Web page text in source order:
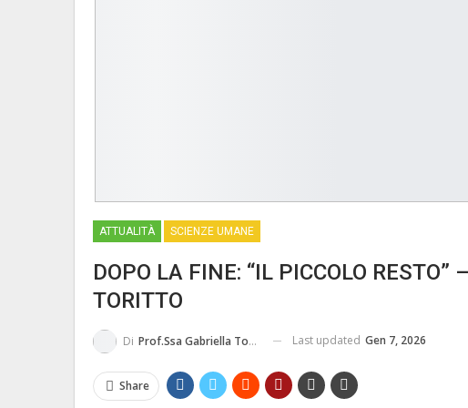
ATTUALITÀ SCIENZE UMANE
DOPO LA FINE: “IL PICCOLO RESTO”
TORITTO
Di Prof.ssa Gabriella Toritto Last updated Gen 7, 2026
Share